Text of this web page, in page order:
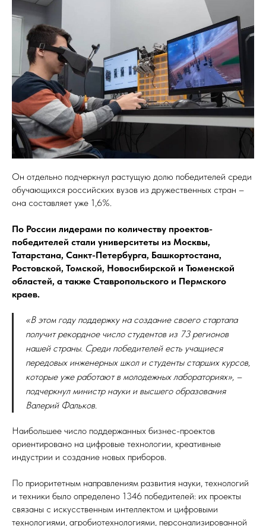
Он отдельно подчеркнул растущую долю победителей среди
обучающихся российских вузов из дружественных стран –
она составляет уже 1,6%.
По России лидерами по количеству проектов-
победителей стали университеты из Москвы,
Татарстана, Санкт-Петербурга, Башкортостана,
Ростовской, Томской, Новосибирской и Тюменской
областей, а также Ставропольского и Пермского
краев.
«В этом году поддержку на создание своего стартапа
получит рекордное число студентов из 73 регионов
нашей страны. Среди победителей есть учащиеся
передовых инженерных школ и студенты старших курсов,
которые уже работают в молодежных лабораториях», –
подчеркнул министр науки и высшего образования
Валерий Фальков.
Наибольшее число поддержанных бизнес-проектов
ориентировано на цифровые технологии, креативные
индустрии и создание новых приборов.
По приоритетным направлениям развития науки, технологий
и техники было определено 1346 победителей: их проекты
связаны с искусственным интеллектом и цифровыми
технологиями, агробиотехнологиями, персонализированной